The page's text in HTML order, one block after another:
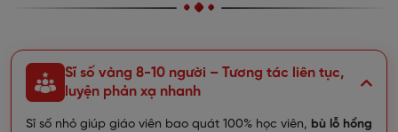
Sĩ số vàng 8-10 người – Tương tác liên tục,
luyện phản xạ nhanh
Sĩ số nhỏ giúp giáo viên bao quát 100% học viên, bù lỗ hổng